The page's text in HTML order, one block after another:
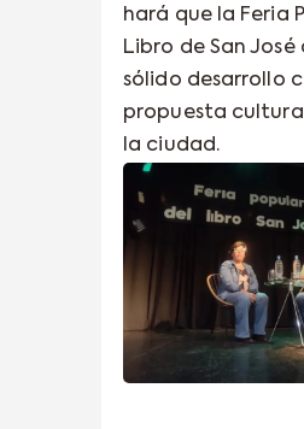
hará que la Feria
Libro de San José
sólido desarrollo
propuesta
la ciudad.